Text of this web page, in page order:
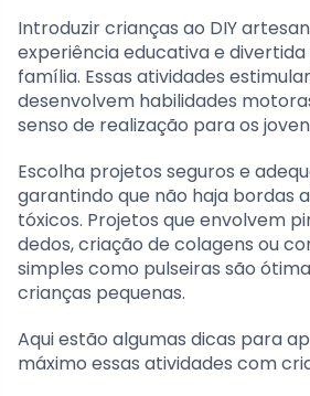
Introduzir crianças ao DIY
experiência educativa e
família. Essas atividades
desenvolvem habilidades
senso de realização para os
Escolha projetos seguros e
garantindo que não haja bordas
tóxicos. Projetos que envolvem
dedos, criação de colagens ou
simples como pulseiras são
crianças pequenas.
Aqui estão algumas dicas para
máximo essas atividades com